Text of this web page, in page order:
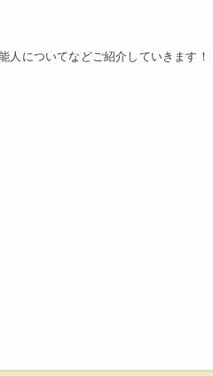
人についてなどご紹介していきます！